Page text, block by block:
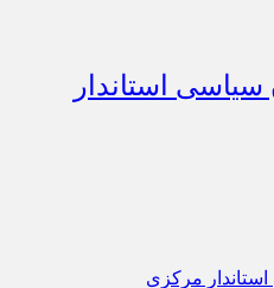
استاندار